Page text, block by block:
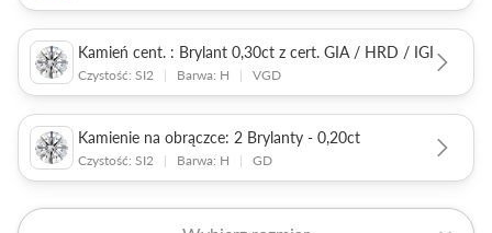
Kamień cent. : Brylant 0,30ct z cert. GIA / HRD / IGI
Czystość: SI2 | Barwa: H | VGD
Kamienie na obrączce: 2 Brylanty - 0,20ct
Czystość: SI2 | Barwa: H | GD